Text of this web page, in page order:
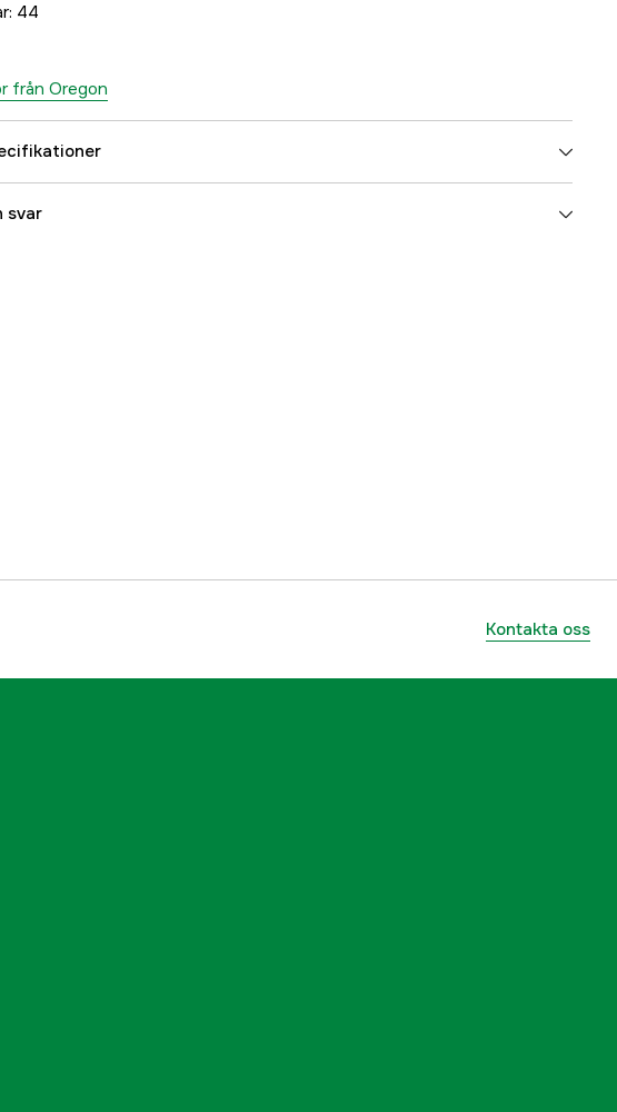
44
från Oregon
svar
Kontakta oss